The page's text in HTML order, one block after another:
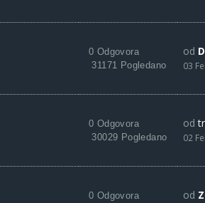
0 Odgovora
31171 Pogledano
od
03
0 Odgovora
30029 Pogledano
od
02
0 Odgovora
od